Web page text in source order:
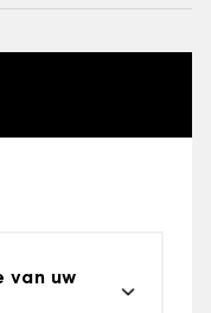
van uw